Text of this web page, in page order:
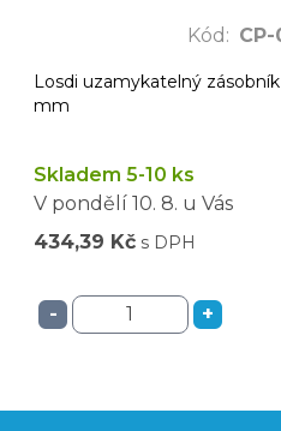
Kód :
Losdi uzamykatelný
mm
Skladem 5-10 ks
V pondělí 10. 8. u Vás
434,39 Kč s DPH
- +